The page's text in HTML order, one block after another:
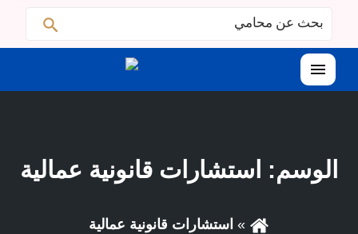
البحث
عن:
القائمة
الوسم: استشارات قانونية عمالية
استشارات قانونية عمالية